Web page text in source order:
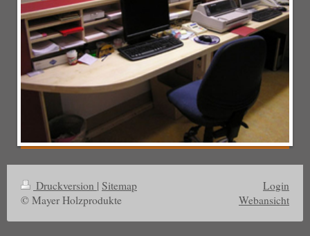
Druckversion | Sitemap
© Mayer Holzprodukte
Login
Webansicht